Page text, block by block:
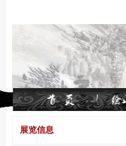
展览信息